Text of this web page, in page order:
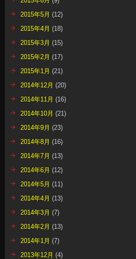
2015年5月 (12)
2015年4月 (18)
2015年3月 (15)
2015年2月 (17)
2015年1月 (21)
2014年12月 (20)
2014年11月 (16)
2014年10月 (21)
2014年9月 (23)
2014年8月 (16)
2014年7月 (13)
2014年6月 (12)
2014年5月 (11)
2014年4月 (13)
2014年3月 (7)
2014年2月 (13)
2014年1月 (7)
2013年12月 (4)